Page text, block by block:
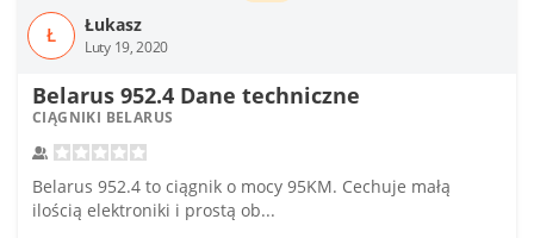
Ł Łukasz
Luty 19, 2020
Belarus 952.4 Dane techniczne
CIĄGNIKI BELARUS
Belarus 952.4 to ciągnik o mocy 95KM. Cechuje małą
ilością elektroniki i prostą ob...